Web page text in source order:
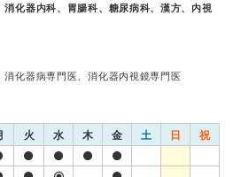
化器内科、胃腸科、糖尿病科、漢方、内視
化器病専門医、消化器内視鏡専門医
火 水 木 金 土 日 祝